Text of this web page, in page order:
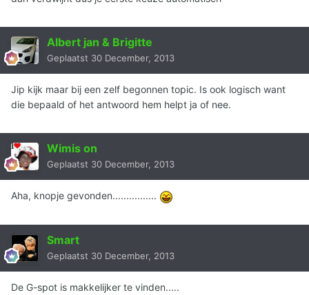
Albert jan & Brigitte
Geplaatst 30 December, 2013
Jip kijk maar bij een zelf begonnen topic. Is ook logisch want
die bepaald of het antwoord hem helpt ja of nee.
Wimis on
Geplaatst 30 December, 2013
Aha, knopje gevonden................
Smart
Geplaatst 30 December, 2013
De G-spot is makkelijker te vinden.....